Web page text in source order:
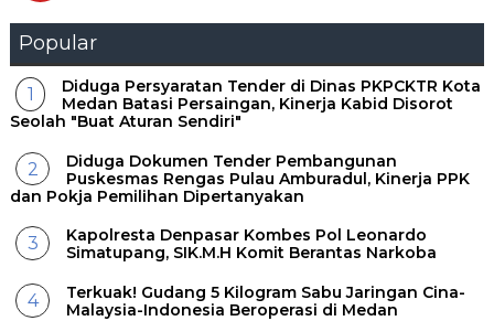
Popular
Diduga Persyaratan Tender di Dinas PKPCKTR Kota
Medan Batasi Persaingan, Kinerja Kabid Disorot
Seolah "Buat Aturan Sendiri"
Diduga Dokumen Tender Pembangunan
Puskesmas Rengas Pulau Amburadul, Kinerja PPK
dan Pokja Pemilihan Dipertanyakan
Kapolresta Denpasar Kombes Pol Leonardo
Simatupang, SIK.M.H Komit Berantas Narkoba
Terkuak! Gudang 5 Kilogram Sabu Jaringan Cina-
Malaysia-Indonesia Beroperasi di Medan